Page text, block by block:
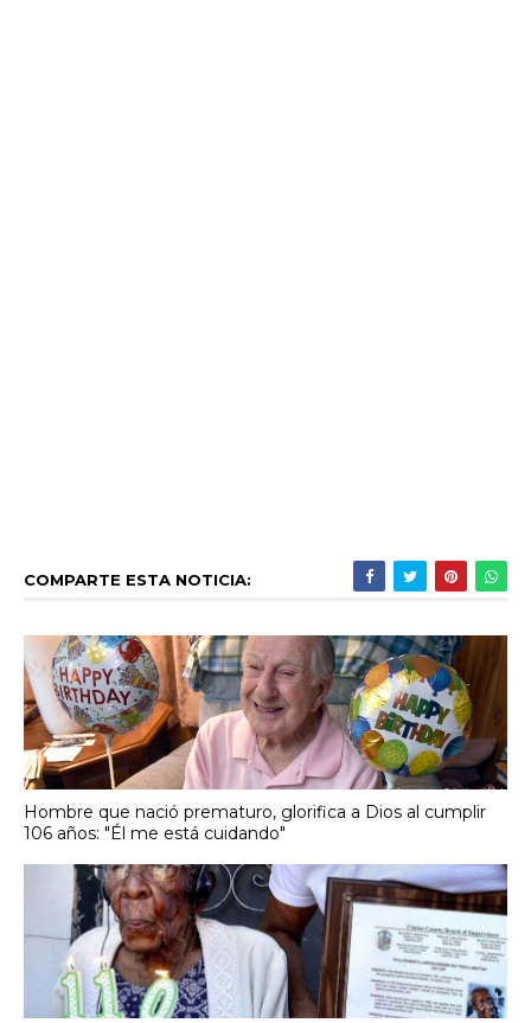
COMPARTE ESTA NOTICIA:
Hombre que nació prematuro, glorifica a Dios al cumplir
106 años: "Él me está cuidando"